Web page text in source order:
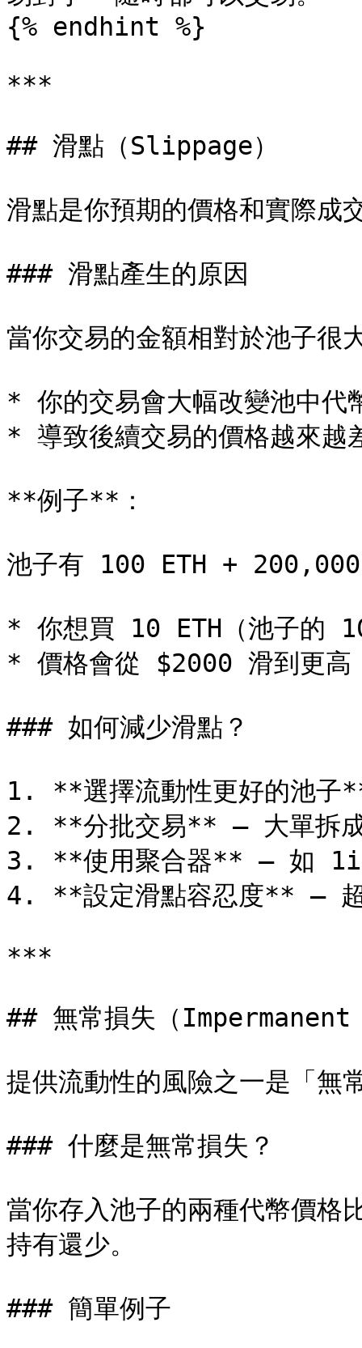
{% endhint %}
***
## 滑點（Slippage）
滑點是你預期的價格和實際成
### 滑點產生的原因
當你交易的金額相對於池子很
* 你的交易會大幅改變池中代
* 導致後續交易的價格越來越
**例子**：
池子有 100 ETH + 200,000
* 你想買 10 ETH（池子的
* 價格會從 $2000 滑到更高
### 如何減少滑點？
1. **選擇流動性更好的池子
2. **分批交易** — 大單拆
3. **使用聚合器** — 如
4. **設定滑點容忍度** — 超
***
## 無常損失（
提供流動性的風險之一是「無
### 什麼是無常損失？
當你存入池子的兩種代幣價格
持有還少。
### 簡單例子